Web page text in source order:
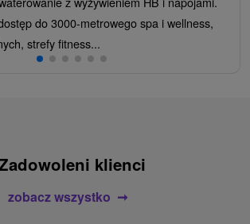
do 3000-metrowego spa i wellness,
strefy fitness...
klienci
zobacz wszystko